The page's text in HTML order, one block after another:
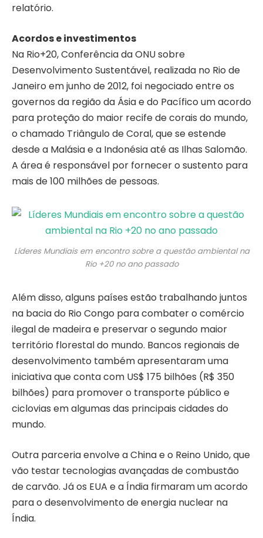
relatório.
Acordos e investimentos
Na Rio+20, Conferência da ONU sobre
Desenvolvimento Sustentável, realizada no Rio de
Janeiro em junho de 2012, foi negociado entre os
governos da região da Ásia e do Pacífico um acordo
para proteção do maior recife de corais do mundo,
o chamado Triângulo de Coral, que se estende
desde a Malásia e a Indonésia até as Ilhas Salomão.
A área é responsável por fornecer o sustento para
mais de 100 milhões de pessoas.
Líderes Mundiais em encontro sobre a questão ambiental na
Rio +20 no ano passado
Além disso, alguns países estão trabalhando juntos
na bacia do Rio Congo para combater o comércio
ilegal de madeira e preservar o segundo maior
território florestal do mundo. Bancos regionais de
desenvolvimento também apresentaram uma
iniciativa que conta com US$ 175 bilhões (R$ 350
bilhões) para promover o transporte público e
ciclovias em algumas das principais cidades do
mundo.
Outra parceria envolve a China e o Reino Unido, que
vão testar tecnologias avançadas de combustão
de carvão. Já os EUA e a Índia firmaram um acordo
para o desenvolvimento de energia nuclear na
Índia.